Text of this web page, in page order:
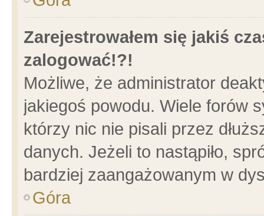
Zarejestrowałem się jakiś
zalogować!?!
Możliwe, że administrator
jakiegoś powodu. Wiele forów
którzy nic nie pisali przez
danych. Jeżeli to nastąpiło,
bardziej zaangażowanym w
Góra